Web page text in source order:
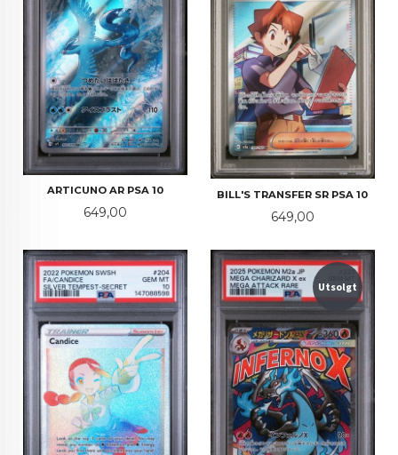
ARTICUNO AR PSA 10
Pris
649,00
BILL'S TRANSFER SR PSA 10
Pris
649,00
Utsolgt